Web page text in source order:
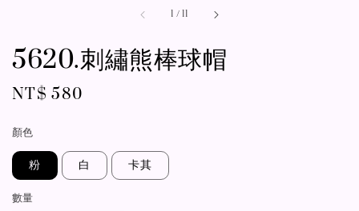
1 / 11
5620.刺繡熊棒球帽
Regular
NT$ 580
顏色
粉 白 卡其
數量